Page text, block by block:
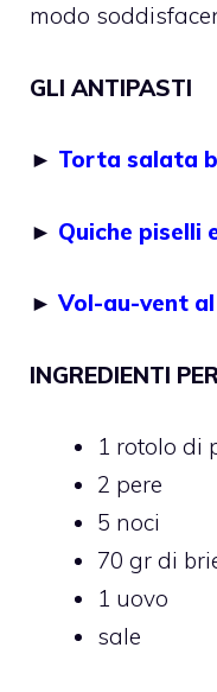
modo
GLI ANTIPASTI
► Torta salata
► Quiche piselli
►Vol-au-vent
INGREDIENTI
1 rotolo di
2 pere
5 noci
70 gr di
1 uovo
sale